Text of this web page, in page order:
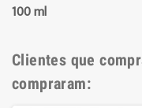
100 ml
Clientes que
compraram: